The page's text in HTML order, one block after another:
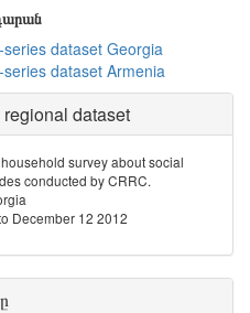
dataset Georgia
dataset Armenia
dataset
survey about social
conducted by CRRC.
December 12 2012